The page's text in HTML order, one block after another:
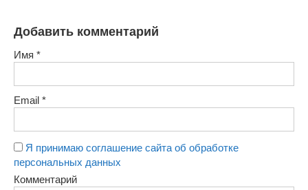
Добавить комментарий
Имя *
Email *
Я принимаю соглашение сайта об обработке
персональных данных
Комментарий